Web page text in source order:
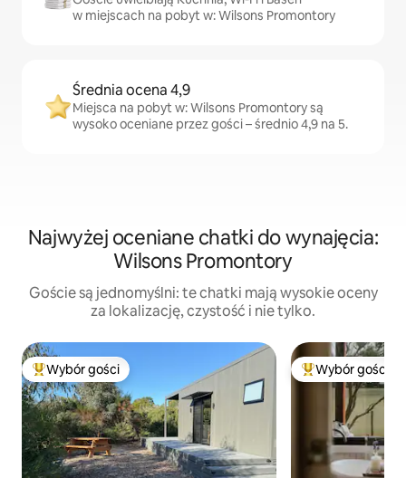
w miejscach na pobyt w: Wilsons Promontory
Średnia ocena 4,9
Miejsca na pobyt w: Wilsons Promontory są
wysoko oceniane przez gości – średnio 4,9 na 5.
Najwyżej oceniane chatki do wynajęcia:
Wilsons Promontory
Goście są jednomyślni: te chatki mają wysokie oceny
za lokalizację, czystość i nie tylko.
Najpopularniejsze z kategorii Wybór gości
Wybór gości Wybór gości